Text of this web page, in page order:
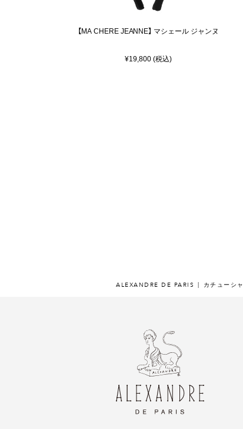
【MA CHERE JEANNE】 マシェール ジャンヌ
¥19,800 (税込)
ALEXANDRE DE PARIS カチューシャ